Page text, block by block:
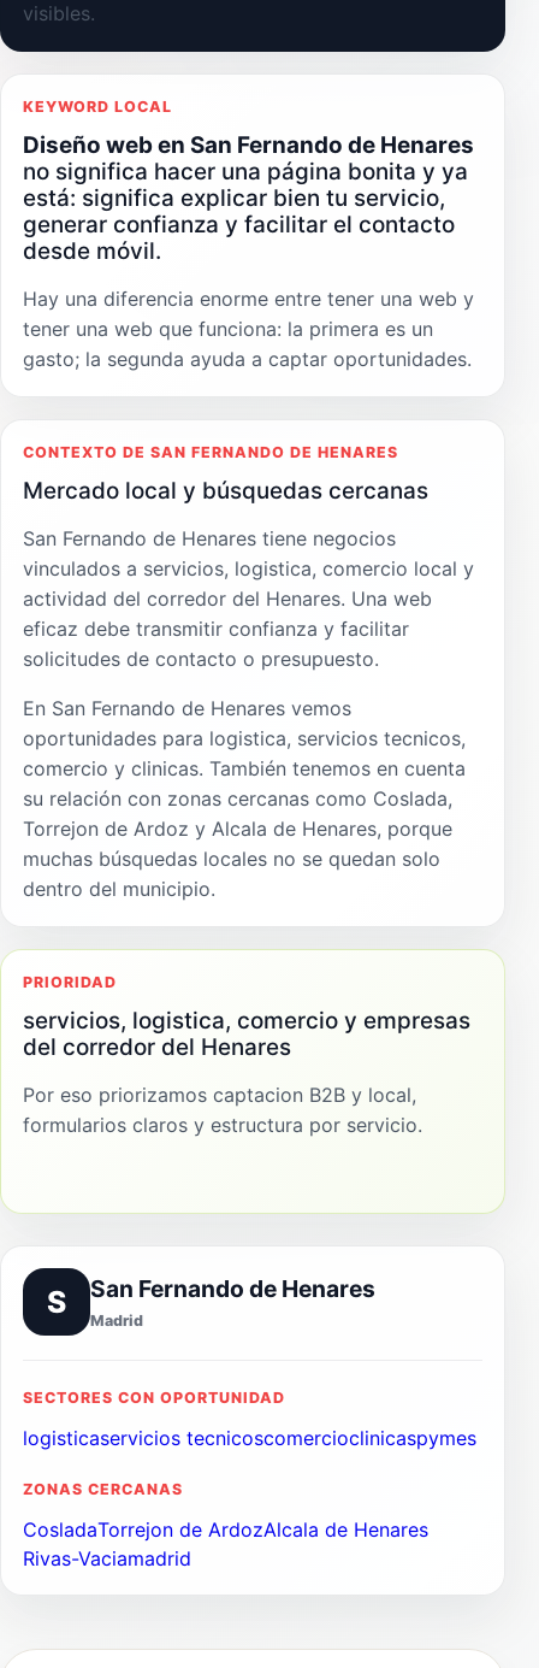
visibles.
KEYWORD LOCAL
Diseño web en San Fernando de Henares
no significa hacer una página bonita y ya
está: significa explicar bien tu servicio,
generar confianza y facilitar el contacto
desde móvil.
Hay una diferencia enorme entre tener una web y
tener una web que funciona: la primera es un
gasto; la segunda ayuda a captar oportunidades.
CONTEXTO DE SAN FERNANDO DE HENARES
Mercado local y búsquedas cercanas
San Fernando de Henares tiene negocios
vinculados a servicios, logistica, comercio local y
actividad del corredor del Henares. Una web
eficaz debe transmitir confianza y facilitar
solicitudes de contacto o presupuesto.
En San Fernando de Henares vemos
oportunidades para logistica, servicios tecnicos,
comercio y clinicas. También tenemos en cuenta
su relación con zonas cercanas como Coslada,
Torrejon de Ardoz y Alcala de Henares, porque
muchas búsquedas locales no se quedan solo
dentro del municipio.
PRIORIDAD
servicios, logistica, comercio y empresas
del corredor del Henares
Por eso priorizamos captacion B2B y local,
formularios claros y estructura por servicio.
S San Fernando de Henares
Madrid
SECTORES CON OPORTUNIDAD
logisticaservicios tecnicoscomercioclinicaspymes
ZONAS CERCANAS
CosladaTorrejon de ArdozAlcala de Henares
Rivas-Vaciamadrid